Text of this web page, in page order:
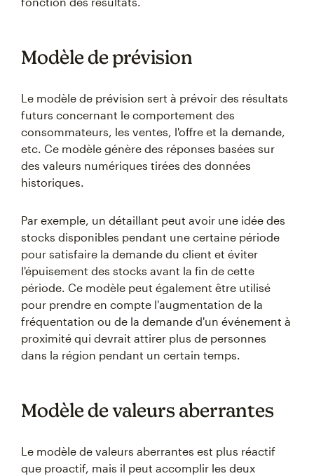
Modèle de prévision
Le modèle de prévision sert à prévoir des résultats
futurs concernant le comportement des
consommateurs, les ventes, l'offre et la demande,
etc. Ce modèle génère des réponses basées sur
des valeurs numériques tirées des données
historiques.
Par exemple, un détaillant peut avoir une idée des
stocks disponibles pendant une certaine période
pour satisfaire la demande du client et éviter
l'épuisement des stocks avant la fin de cette
période. Ce modèle peut également être utilisé
pour prendre en compte l'augmentation de la
fréquentation ou de la demande d'un événement à
proximité qui devrait attirer plus de personnes
dans la région pendant un certain temps.
Modèle de valeurs aberrantes
Le modèle de valeurs aberrantes est plus réactif
que proactif, mais il peut accomplir les deux